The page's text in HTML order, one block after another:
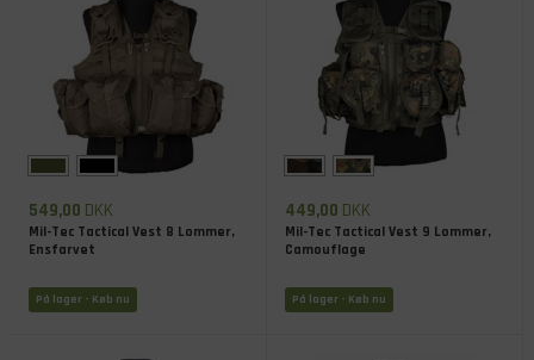
549,00 DKK
Mil-Tec Tactical Vest 8 Lommer,
Ensfarvet
På lager - Køb nu
449,00 DKK
Mil-Tec Tactical Vest 9 Lommer,
Camouflage
På lager - Køb nu